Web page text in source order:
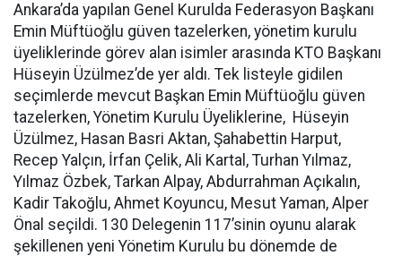
Ankara’da yapılan Genel Kurulda Federasyon Başkanı
Emin Müftüoğlu güven tazelerken, yönetim kurulu
üyeliklerinde görev alan isimler arasında KTO Başkanı
Hüseyin Üzülmez’de yer aldı. Tek listeyle gidilen
seçimlerde mevcut Başkan Emin Müftüoğlu güven
tazelerken, Yönetim Kurulu Üyeliklerine, Hüseyin
Üzülmez, Hasan Basri Aktan, Şahabettin Harput,
Recep Yalçın, İrfan Çelik, Ali Kartal, Turhan Yılmaz,
Yılmaz Özbek, Tarkan Alpay, Abdurrahman Açıkalın,
Kadir Takoğlu, Ahmet Koyuncu, Mesut Yaman, Alper
Önal seçildi. 130 Delegenin 117’sinin oyunu alarak
şekillenen yeni Yönetim Kurulu bu dönemde de